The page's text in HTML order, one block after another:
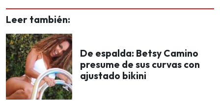
Leer también:
De espalda: Betsy Camino
presume de sus curvas con
ajustado bikini